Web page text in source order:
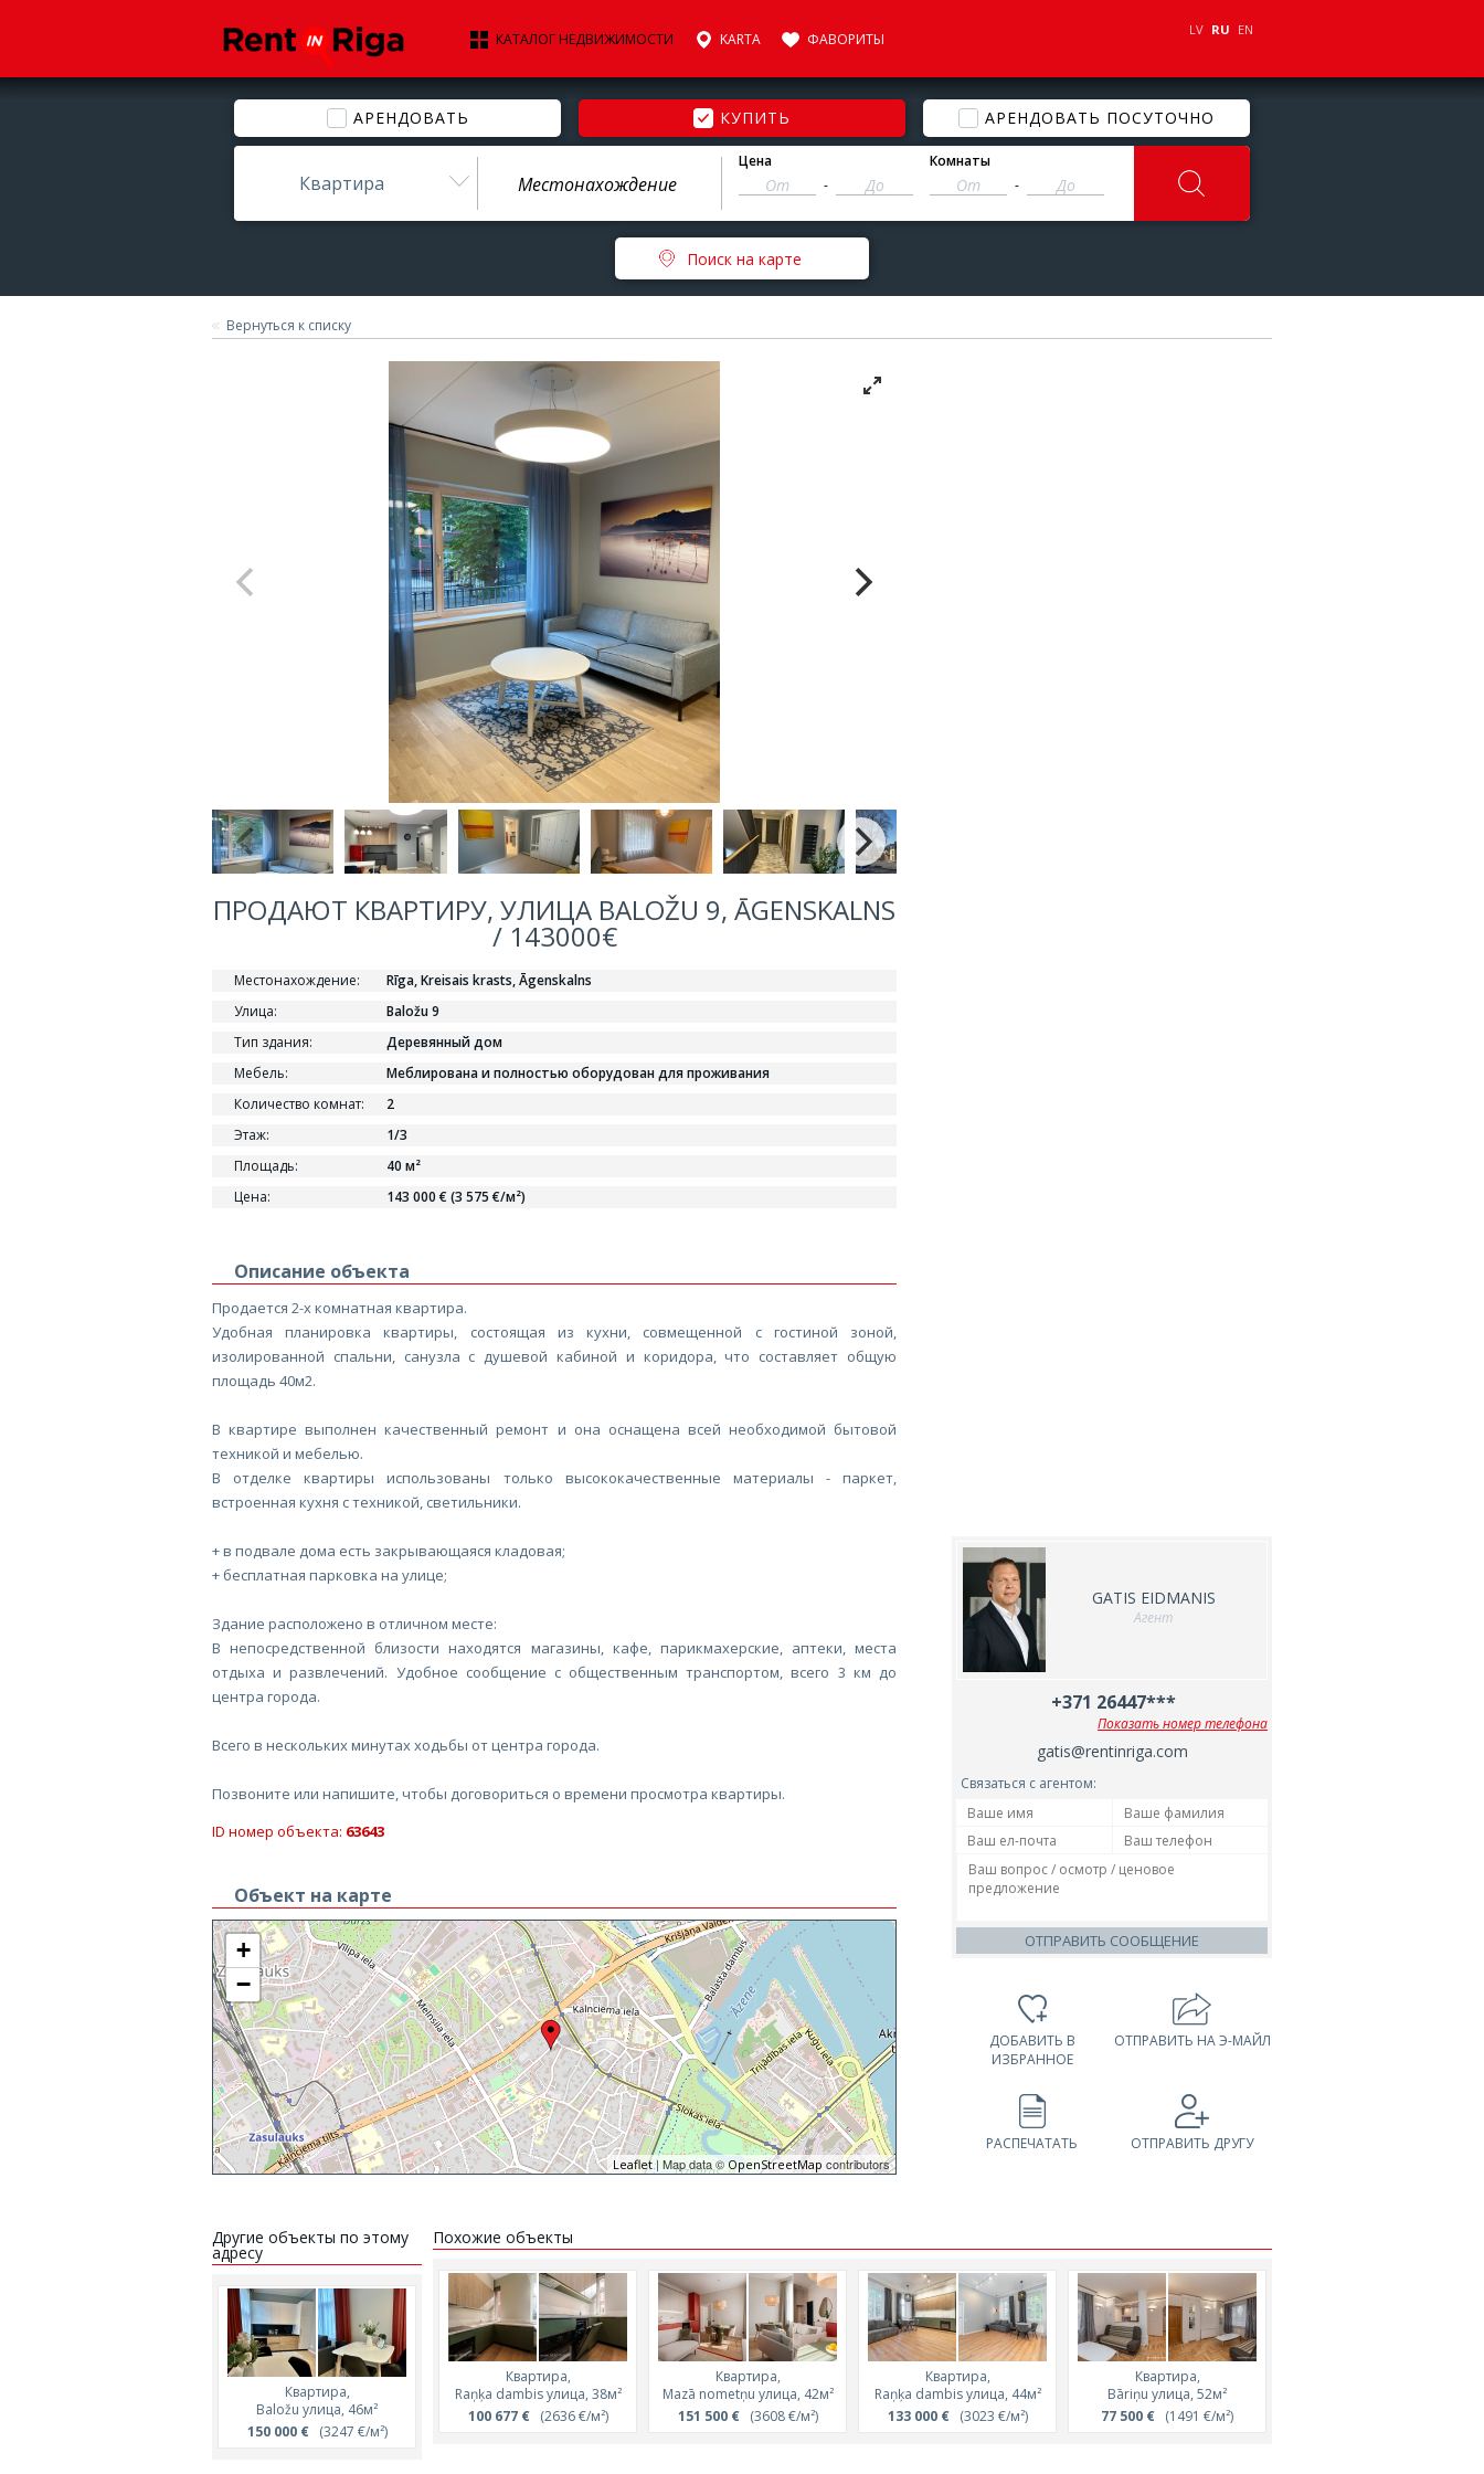
КАТАЛОГ НЕДВИЖИМОСТИ KARTA ФАВОРИТЫ
LV RU EN
АРЕНДОВАТЬ КУПИТЬ АРЕНДОВАТЬ ПОСУТОЧНО
Квартира
Цена
-
Комнаты
-
Поиск на карте
Вернуться к списку
ПРОДАЮТ КВАРТИРУ, УЛИЦА BALOŽU 9, ĀGENSKALNS
/ 143000€
Местонахождение:
Rīga, Kreisais krasts, Āgenskalns
Улица:
Baložu 9
Тип здания:
Деревянный дом
Мебель:
Меблирована и полностью оборудован для проживания
Количество комнат:
2
Этаж:
1/3
Площадь:
40 м²
Цена:
143 000 € (3 575 €/м²)
Описание объекта
Продается 2-х комнатная квартира.
Удобная планировка квартиры, состоящая из кухни, совмещенной с гостиной зоной,
изолированной спальни, санузла с душевой кабиной и коридора, что составляет общую
площадь 40м2.
В квартире выполнен качественный ремонт и она оснащена всей необходимой бытовой
техникой и мебелью.
В отделке квартиры использованы только высококачественные материалы - паркет,
встроенная кухня с техникой, светильники.
+ в подвале дома есть закрывающаяся кладовая;
+ бесплатная парковка на улице;
Здание расположено в отличном месте:
В непосредственной близости находятся магазины, кафе, парикмахерские, аптеки, места
отдыха и развлечений. Удобное сообщение с общественным транспортом, всего 3 км до
центра города.
Всего в нескольких минутах ходьбы от центра города.
Позвоните или напишите, чтобы договориться о времени просмотра квартиры.
ID номер объекта: 63643
Объект на карте
+
−
Leaflet| Map data © OpenStreetMap contributors
GATIS EIDMANIS
Агент
+371 26447***
Показать номер телефона
gatis@rentinriga.com
Связаться с агентом:
ОТПРАВИТЬ СООБЩЕНИЕ
ДОБАВИТЬ В
ИЗБРАННОЕ
ОТПРАВИТЬ НА Э-МАЙЛ
РАСПЕЧАТАТЬ ОТПРАВИТЬ ДРУГУ
Другие объекты по этому
адресу
Квартира,
Baložu улица, 46м²
150 000 €(3247 €/м²)
Похожие объекты
Квартира,
Raņķa dambis улица, 38м²
100 677 €(2636 €/м²)
Квартира,
Mazā nometņu улица, 42м²
151 500 €(3608 €/м²)
Квартира,
Raņķa dambis улица, 44м²
133 000 €(3023 €/м²)
Квартира,
Bāriņu улица, 52м²
77 500 € (1491 €/м²)